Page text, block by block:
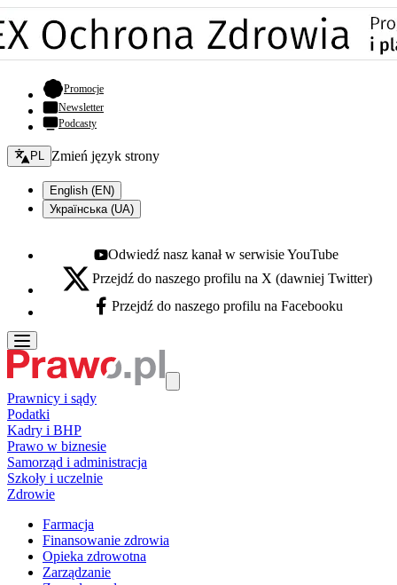
Promocje- otwiera się w nowej karcie
Newsletter
Podcasty
Zmień język - bieżący:
PL Zmień język strony
English (EN)
Українська (UA)
Youtube - otwiera się w nowej karcie
Odwiedź nasz kanał w serwisie YouTube
X - otwiera się w nowej karcie
Przejdź do naszego profilu na X (dawniej Twitter)
Facebook - otwiera się w nowej karcie
Przejdź do naszego profilu na Facebooku
Prawnicy i sądy
Podatki
Kadry i BHP
Prawo w biznesie
Samorząd i administracja
Szkoły i uczelnie
Zdrowie
Farmacja
Finansowanie zdrowia
Opieka zdrowotna
Zarządzanie